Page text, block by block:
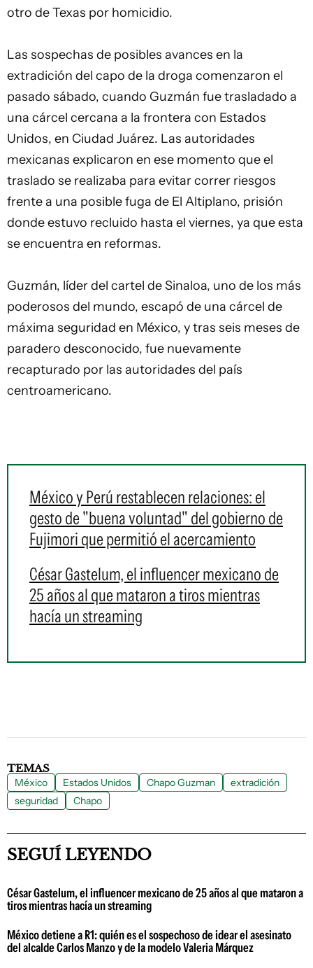
otro de Texas por homicidio.
Las sospechas de posibles avances en la
extradición del capo de la droga comenzaron el
pasado sábado, cuando Guzmán fue trasladado a
una cárcel cercana a la frontera con Estados
Unidos, en Ciudad Juárez. Las autoridades
mexicanas explicaron en ese momento que el
traslado se realizaba para evitar correr riesgos
frente a una posible fuga de El Altiplano, prisión
donde estuvo recluido hasta el viernes, ya que esta
se encuentra en reformas.
Guzmán, líder del cartel de Sinaloa, uno de los más
poderosos del mundo, escapó de una cárcel de
máxima seguridad en México, y tras seis meses de
paradero desconocido, fue nuevamente
recapturado por las autoridades del país
centroamericano.
México y Perú restablecen relaciones: el
gesto de "buena voluntad" del gobierno de
Fujimori que permitió el acercamiento
César Gastelum, el influencer mexicano de
25 años al que mataron a tiros mientras
hacía un streaming
TEMAS
México Estados Unidos Chapo Guzman
extradición
seguridad
Chapo
SEGUÍ LEYENDO
César Gastelum, el influencer mexicano de 25 años al que mataron a
tiros mientras hacía un streaming
México detiene a R1: quién es el sospechoso de idear el asesinato
del alcalde Carlos Manzo y de la modelo Valeria Márquez